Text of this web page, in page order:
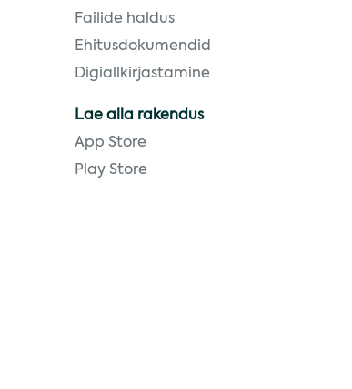
Failide haldus
Ehitusdokumendid
Digiallkirjastamine
Lae alla rakendus
App Store
Play Store